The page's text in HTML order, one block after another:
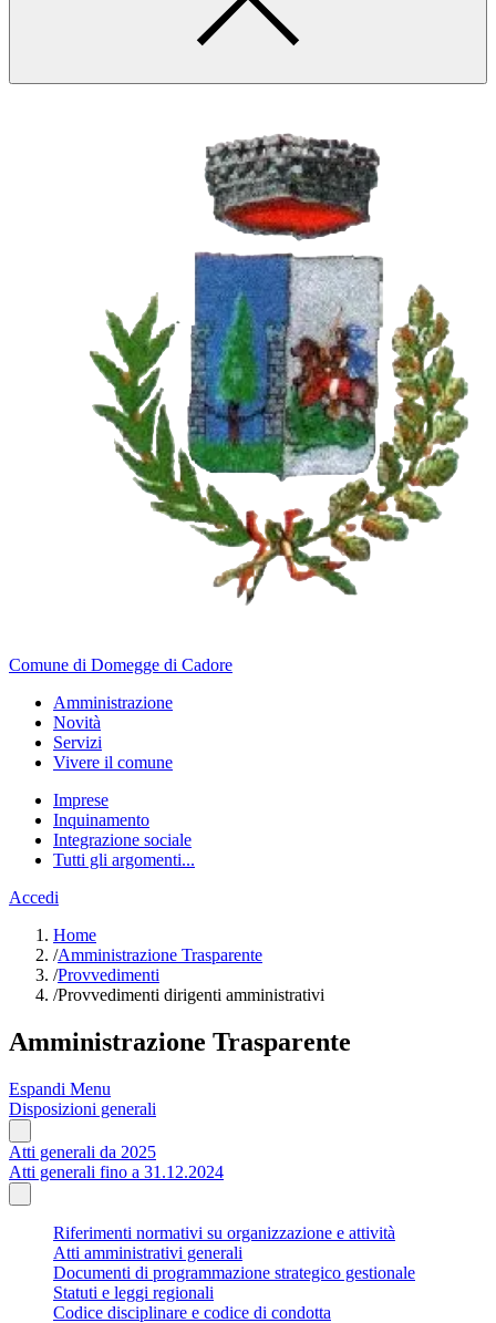
Comune di Domegge di Cadore
Amministrazione
Novità
Servizi
Vivere il comune
Imprese
Inquinamento
Integrazione sociale
Tutti gli argomenti...
Accedi
Home
/Amministrazione Trasparente
/Provvedimenti
/Provvedimenti dirigenti amministrativi
Amministrazione Trasparente
Espandi Menu
Disposizioni generali
Atti generali da 2025
Atti generali fino a 31.12.2024
Riferimenti normativi su organizzazione e attività
Atti amministrativi generali
Documenti di programmazione strategico gestionale
Statuti e leggi regionali
Codice disciplinare e codice di condotta